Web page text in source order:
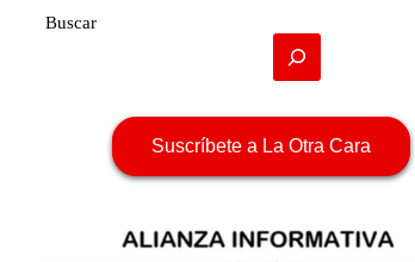
Buscar
Suscríbete a La Otra Cara